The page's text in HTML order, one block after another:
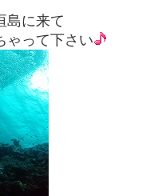
島に来て
ゃって下さい